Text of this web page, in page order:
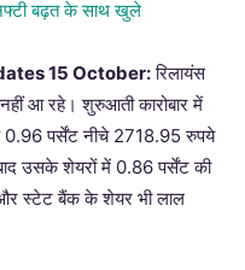
15 October:रिलायंस
आ रहे। शुरुआती कारोबार में
पर्सेंट नीचे 2718.95 रुपये
उसके शेयरों में 0.86 पर्सेंट की
स्टेट बैंक के शेयर भी लाल